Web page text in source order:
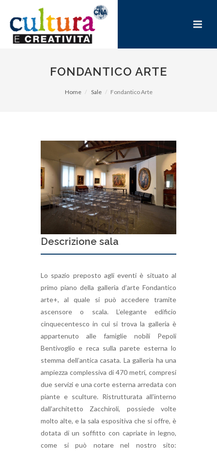
FONDANTICO ARTE
Home Sale Fondantico Arte
Descrizione sala
Lo spazio preposto agli eventi è situato al
primo piano della galleria d’arte Fondantico
arte+, al quale si può accedere tramite
ascensore o scala. L’elegante edificio
cinquecentesco in cui si trova la galleria è
appartenuto alle famiglie nobili Pepoli
Bentivoglio e reca sulla parete esterna lo
stemma dell’antica casata. La galleria ha una
ampiezza complessiva di 470 metri, compresi
due servizi e una corte esterna arredata con
piante e sculture. Ristrutturata all'interno
dall'architetto Zacchiroli, possiede volte
molto alte, e la sala espositiva che si offre, è
dotata di un soffitto con capriate in legno,
come si può notare nel nostro sito: